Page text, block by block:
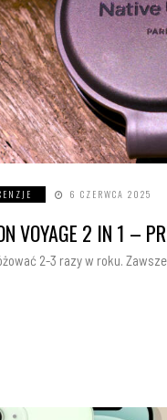
6 CZERWCA 2025
VOYAGE 2 IN 1 –
2-3 razy w roku.